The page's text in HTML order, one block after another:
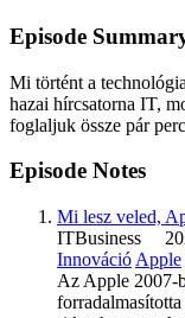
Episode
Mi történt a
hazai hírcsatorna IT,
foglaljuk össze pár
Episode Notes
Mi lesz veled,
ITBusiness
Innováció Apple
Az Apple 2007-